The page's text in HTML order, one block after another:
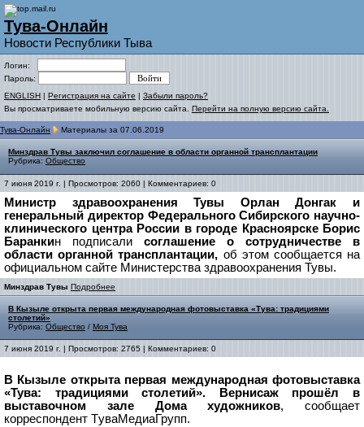
Тува-Онлайн
Новости Республики Тыва
Логин:
Пароль:
ENGLISH | Регистрация на сайте | Забыли пароль?
Вы просматриваете мобильную версию сайта. Перейти на полную версию сайта.
Тува-Онлайн Материалы за 07.06.2019
Минздрав Тувы заключил соглашение в области органной трансплантации
Рубрика: Общество
7 июня 2019 г. | Просмотров: 2060 | Комментариев: 0
Министр здравоохранения Тувы Орлан Донгак и
генеральный директор Федерального Сибирского научно-
клинического центра России в городе Красноярске Борис
Баранкин подписали соглашение о сотрудничестве в
области органной трансплантации, об этом сообщается на
официальном сайте Министерства здравоохранения Тувы.
Минздрав Тувы Подробнее
В Кызыле открыта первая международная фотовыставка «Тува: традициями
столетий»
Рубрика: Общество / Моя Тува
7 июня 2019 г. | Просмотров: 2765 | Комментариев: 0
В Кызыле открыта первая международная фотовыставка
«Тува: традициями столетий». Вернисаж прошёл в
выставочном зале Дома художников, сообщает
корреспондент TуваМедиаГрупп.